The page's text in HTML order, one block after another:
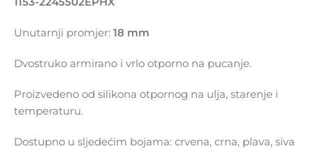
Unutarnji promjer: 18 mm
Dvostruko armirano i vrlo otporno na pucanje.
Proizvedeno od silikona otpornog na ulja, starenje i
temperaturu.
Dostupno u sljedećim bojama: crvena, crna, plava, siva